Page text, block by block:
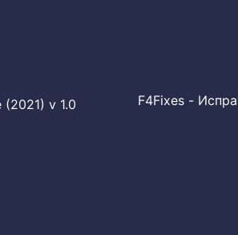
v 1.0
F4Fixes -